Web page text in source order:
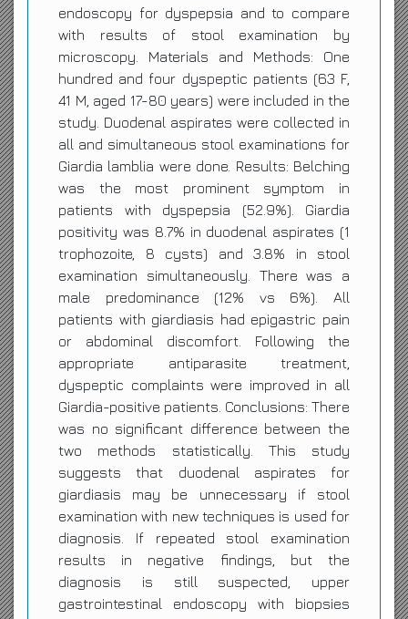
endoscopy for dyspepsia and to compare
with results of stool examination by
microscopy. Materials and Methods: One
hundred and four dyspeptic patients (63 F,
41 M, aged 17-80 years) were included in the
study. Duodenal aspirates were collected in
all and simultaneous stool examinations for
Giardia lamblia were done. Results: Belching
was the most prominent symptom in
patients with dyspepsia (52.9%). Giardia
positivity was 8.7% in duodenal aspirates (1
trophozoite, 8 cysts) and 3.8% in stool
examination simultaneously. There was a
male predominance (12% vs 6%). All
patients with giardiasis had epigastric pain
or abdominal discomfort. Following the
appropriate antiparasite treatment,
dyspeptic complaints were improved in all
Giardia-positive patients. Conclusions: There
was no significant difference between the
two methods statistically. This study
suggests that duodenal aspirates for
giardiasis may be unnecessary if stool
examination with new techniques is used for
diagnosis. If repeated stool examination
results in negative findings, but the
diagnosis is still suspected, upper
gastrointestinal endoscopy with biopsies